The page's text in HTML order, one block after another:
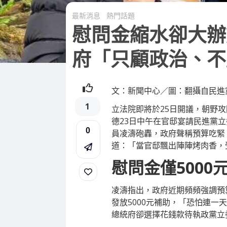
最新消息 熱門話題
慰問金縮水卻大
府「只顧政治、
1
0
文：新聞中心／圖：翻攝自民
立法院即將於25日開議，朝野
德23日中午在官邸宴請民進黨
員凌濤砲轟，政府聲稱預算吃
道：「當官邸飄出陣陣烤肉香
慰問金僅5000
凌濤指出，政府近期頻頻強調
發放5000元補助，「恐怕連一
總統府卻選擇花錢款待執政黨